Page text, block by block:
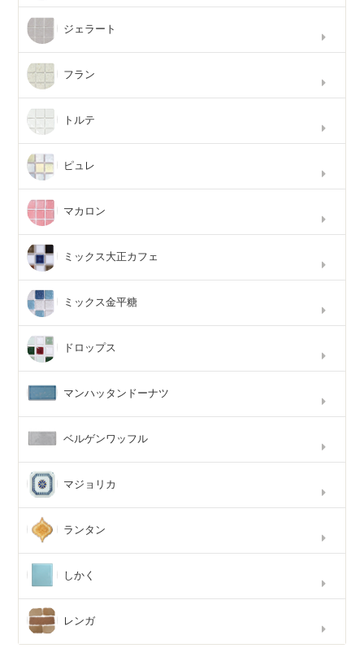
ジェラート
フラン
トルテ
ピュレ
マカロン
ミックス大正カフェ
ミックス金平糖
ドロップス
マンハッタンドーナツ
ベルゲンワッフル
マジョリカ
ランタン
しかく
レンガ